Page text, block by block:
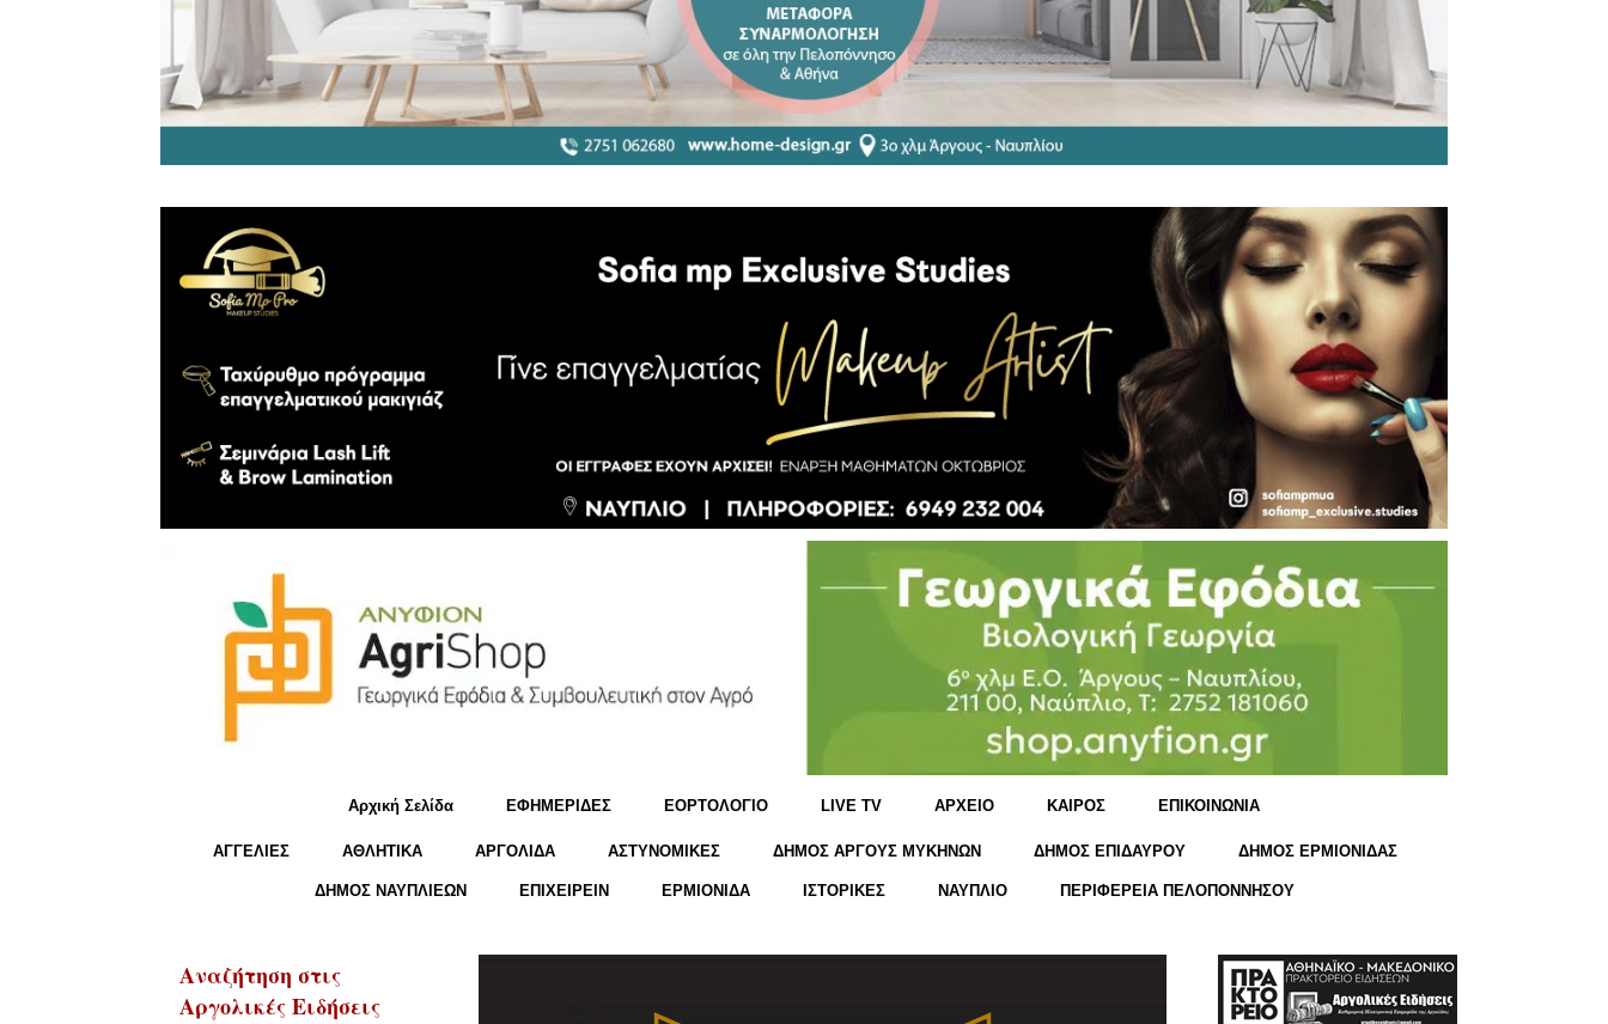
Αρχική Σελίδα ΕΦΗΜΕΡΙΔΕΣ ΕΟΡΤΟΛΟΓΙΟ LIVE TV ΑΡΧΕΙΟ KΑΙΡΟΣ ΕΠΙΚΟΙΝΩΝΙΑ
ΑΓΓΕΛΙΕΣ ΑΘΛΗΤΙΚΑ ΑΡΓΟΛΙΔΑ ΑΣΤΥΝΟΜΙΚΕΣ ΔΗΜΟΣ ΑΡΓΟΥΣ ΜΥΚΗΝΩΝ ΔΗΜΟΣ ΕΠΙΔΑΥΡΟΥ ΔΗΜΟΣ ΕΡΜΙΟΝΙΔΑΣ
ΔΗΜΟΣ ΝΑΥΠΛΙΕΩΝ ΕΠΙΧΕΙΡΕΙΝ ΕΡΜΙΟΝΙΔΑ ΙΣΤΟΡΙΚΕΣ ΝΑΥΠΛΙΟ ΠΕΡΙΦΕΡΕΙΑ ΠΕΛΟΠΟΝΝΗΣΟΥ
Αναζήτηση στις
Αργολικές Ειδήσεις